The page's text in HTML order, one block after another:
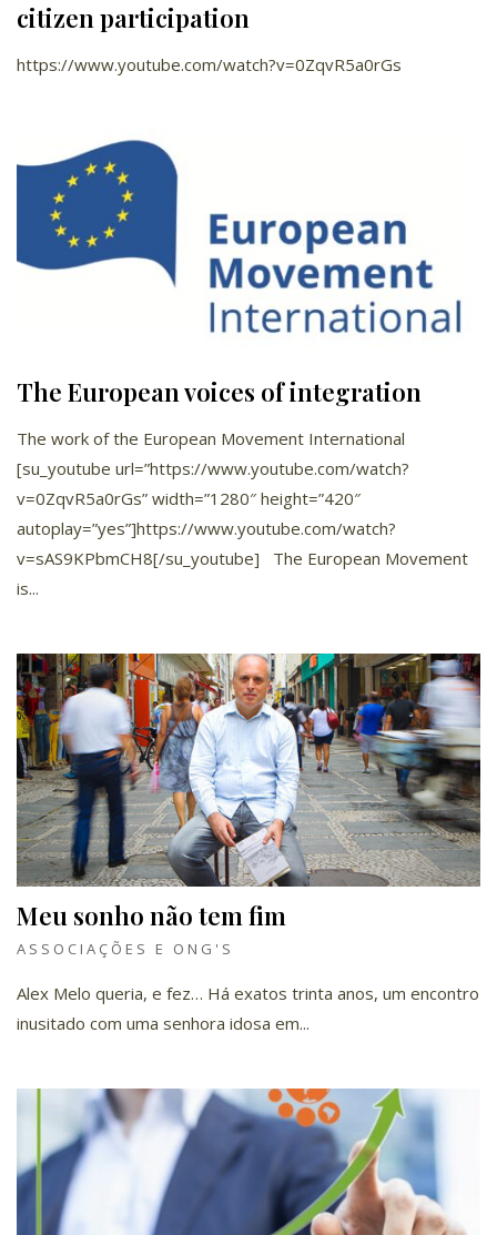
citizen participation
https://www.youtube.com/watch?v=0ZqvR5a0rGs
The European voices of integration
The work of the European Movement International
[su_youtube url=”https://www.youtube.com/watch?
v=0ZqvR5a0rGs” width=”1280″ height=”420″
autoplay=”yes”]https://www.youtube.com/watch?
v=sAS9KPbmCH8[/su_youtube] The European Movement
is...
Meu sonho não tem fim
ASSOCIAÇÕES E ONG'S
Alex Melo queria, e fez… Há exatos trinta anos, um encontro
inusitado com uma senhora idosa em...